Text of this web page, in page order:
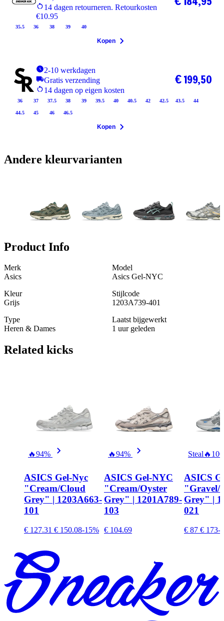
14 dagen retourneren. Retourkosten
€10.95
35.5 36 38 39 40
Kopen
2-10 werkdagen
Gratis verzending
14 dagen op eigen kosten
36 37 37.5 38 39 39.5 40 40.5 42 42.5 43.5 44
44.5 45 46 46.5
€ 199,50
Kopen
Andere kleurvarianten
Product Info
Merk
Asics
Model
Asics Gel-NYC
Kleur
Grijs
Stijlcode
1203A739-401
Type
Heren & Dames
Laatst bijgewerkt
1 uur geleden
Related kicks
🔥94%
ASICS Gel-Nyc
"Cream/Cloud
Grey" | 1203A663-
101
€ 127.31 € 150.08-15%
🔥94%
ASICS Gel-NYC
"Cream/Oyster
Grey" | 1201A789-
103
€ 104.69
Steal 🔥
ASICS
"Gravel/
Grey" |
021
€ 87 € 173-